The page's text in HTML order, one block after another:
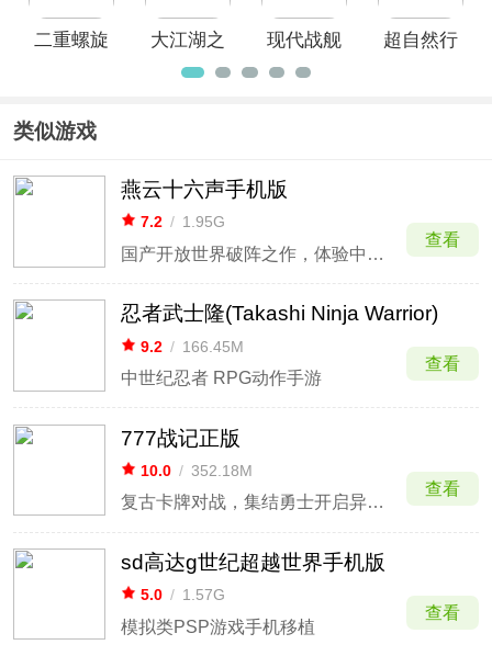
二重螺旋
大江湖之
苍龙与白
现代战舰
国际服
超自然行
类似游戏
燕云十六声手机版
7.2 / 1.95G
国产开放世界破阵之作，体验中式武侠的乱世风华
查看
忍者武士隆(Takashi Ninja Warrior)
9.2 / 166.45M
中世纪忍者 RPG动作手游
查看
777战记正版
10.0 / 352.18M
复古卡牌对战，集结勇士开启异世界探险。
查看
sd高达g世纪超越世界手机版
5.0 / 1.57G
模拟类PSP游戏手机移植
查看